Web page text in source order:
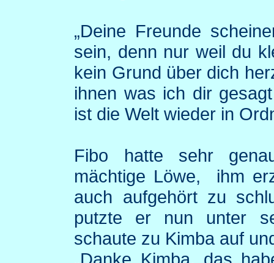
„Deine Freunde
sein, denn nur weil du
kein Grund über dich
ihnen was ich dir
ist die Welt wieder in
Fibo hatte sehr
mächtige Löwe,
ihm
auch aufgehört zu
putzte er nun unter
schaute zu Kimba auf